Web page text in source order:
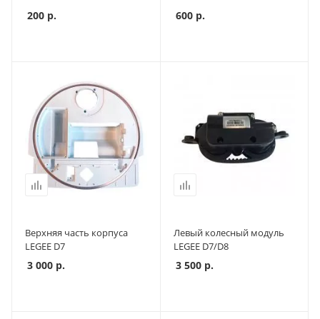
200 р. 600р.
Верхняя часть корпуса
LEGEE D7
3 000 р.
Левый колесный модуль
LEGEE D7/D8
3 500р.